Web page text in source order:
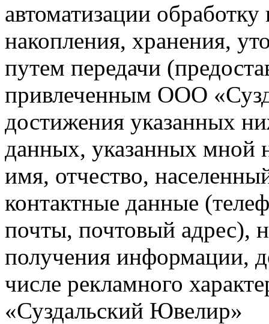
автоматизации
накопления, хранения,
путем передачи
привлеченным ООО
достижения указанных
данных, указанных мной
имя, отчество,
контактные данные
почты, почтовый адрес),
получения информации,
числе рекламного
«Суздальский Ювелир»